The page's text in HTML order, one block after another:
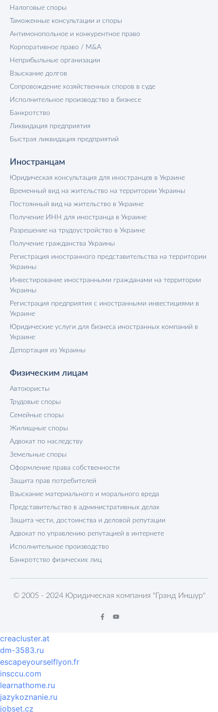
Налоговые споры
Таможенные консультации и споры
Антимонопольное и конкурентное право
Корпоративное право / M&A
Неприбыльные организации
Взыскание долгов
Сопровождение хозяйственных споров в суде
Исполнительное производство в бизнесе
Банкротство
Ликвидация предприятия
Быстрая ликвидация предприятий
Иностранцам
Юридическая консультация для иностранцев в Украине
Временный вид на жительство на территории Украины
Постоянный вид на жительство в Украине
Получение ИНН для иностранца в Украине
Разрешение на трудоустройство в Украине
Получение гражданства Украины
Регистрация иностранного представительства на территории
Украины
Инвестирование иностранными гражданами на территории
Украины
Регистрация предприятия с иностранными инвестициями в
Украине
Юридические услуги для бизнеса иностранных компаний в
Украине
Депортация из Украины
Физическим лицам
Автоюристы
Трудовые споры
Семейные споры
Жилищные споры
Адвокат по наследству
Земельные споры
Оформление права собственности
Защита прав потребителей
Взыскание материального и морального вреда
Представительство в административных делах
Защита чести, достоинства и деловой репутации
Адвокат по управлению репутацией в интернете
Исполнительное производство
Банкротство физических лиц
© 2005 - 2024 Юридическая компания "Гранд Иншур"
creacluster.at
dm-3583.ru
escapeyourselflyon.fr
insccu.com
learnathome.ru
jazykoznanie.ru
jobset.cz